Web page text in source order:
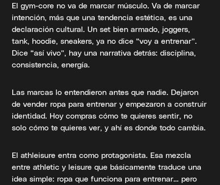
El gym-core no va de marcar músculo. Va de marcar
intención, más que una tendencia estética, es una
declaración cultural. Un set bien armado, joggers,
tank, hoodie, sneakers, ya no dice “voy a entrenar”.
Dice “así vivo”, hay una narrativa detrás: disciplina,
consistencia, energía.
Las marcas lo entendieron antes que nadie. Dejaron
de vender ropa para entrenar y empezaron a construir
identidad. Hoy compras cómo te quieres sentir, no
solo cómo te quieres ver, y ahí es donde todo cambia.
El athleisure entra como protagonista. Esa mezcla
entre athletic y leisure que básicamente traduce una
idea simple: ropa que funciona para entrenar… pero